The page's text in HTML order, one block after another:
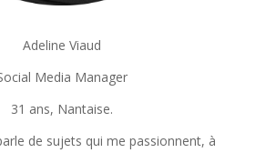
Adeline Viaud
Media Manager
31 ans, Nantaise.
de sujets qui me passionnent, à